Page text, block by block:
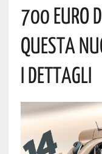
700 Euro
Questa
I Dettagli